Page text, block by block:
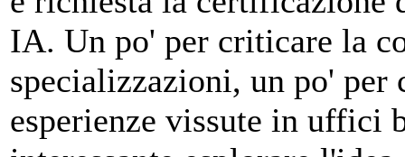
IA. Un po' per criticare la
specializzazioni, un po' per
esperienze vissute in uffici